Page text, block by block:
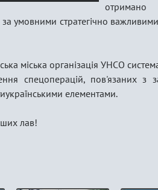
отримано
умовними стратегічно
міська організація УНСО
спецоперацій, пов'язаних з
елементами.
лав!